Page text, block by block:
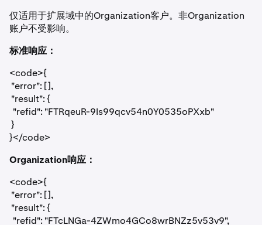
仅适用于扩展域中的Organization客户。非Organization
账户不受影响。
标准响应：
<code>{
"error": [],
"result": {
  "refid": "FTRqeuR-9Is99qcv54n0Y0535oPXxb"
}
}</code>
Organization响应：
<code>{
"error": [],
"result": {
  "refid": "FTcLNGa-4ZWmo4GCo8wrBNZz5v53v9",